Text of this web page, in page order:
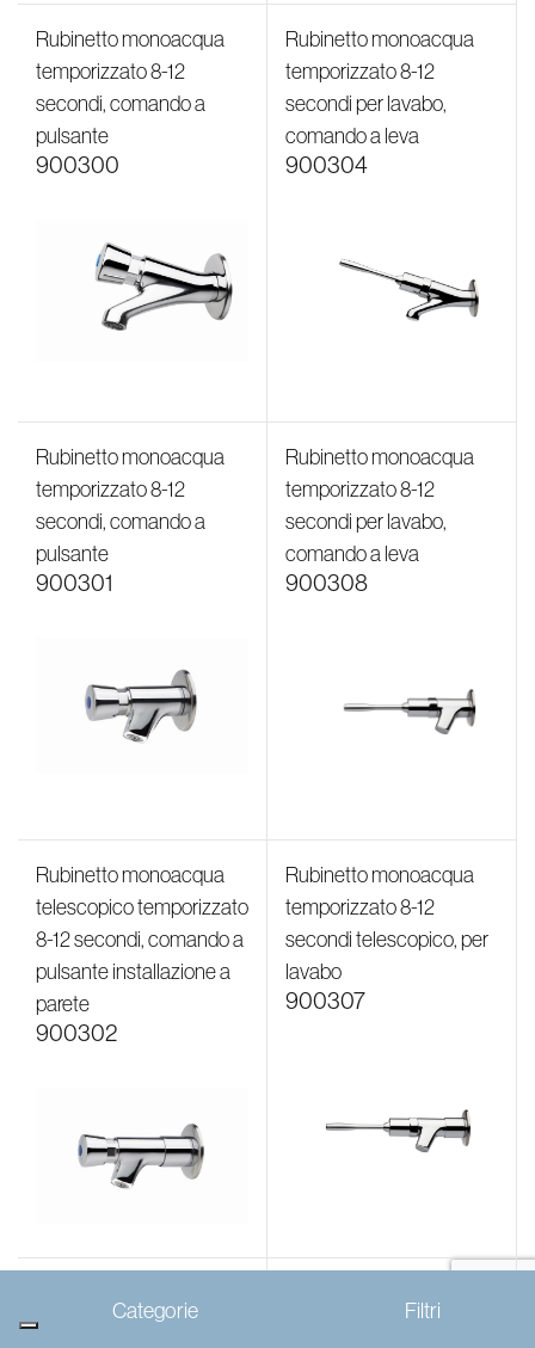
Categorie Filtri
Rubinetto monoacqua
temporizzato 8-12
secondi, comando a
pulsante
900300
Rubinetto monoacqua
temporizzato 8-12
secondi per lavabo,
comando a leva
900304
Rubinetto monoacqua
temporizzato 8-12
secondi, comando a
pulsante
900301
Rubinetto monoacqua
temporizzato 8-12
secondi per lavabo,
comando a leva
900308
Rubinetto monoacqua
telescopico temporizzato
8-12 secondi, comando a
pulsante installazione a
parete
900302
Rubinetto monoacqua
temporizzato 8-12
secondi telescopico, per
lavabo
900307
temporizzato 8-12
temporizzato 8-12